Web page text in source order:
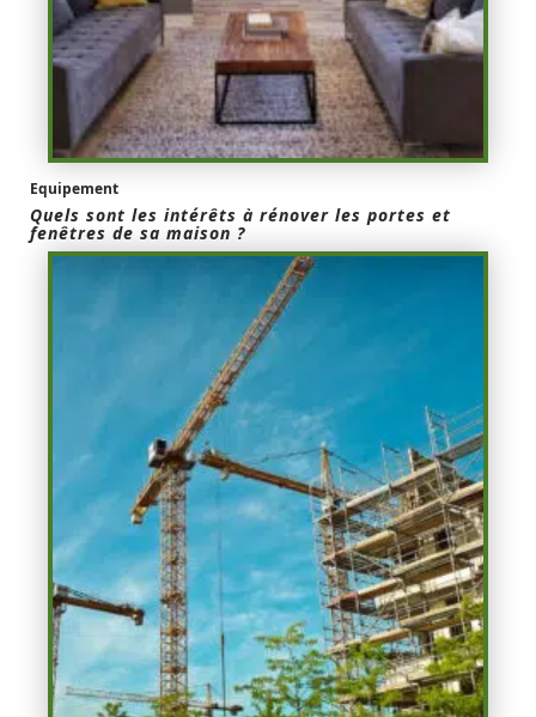
Equipement
Quels sont les intérêts à rénover les portes et
fenêtres de sa maison ?